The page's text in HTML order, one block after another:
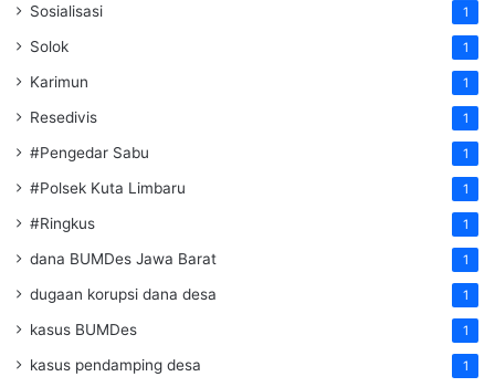
Sosialisasi 1
Solok 1
Karimun 1
Resedivis 1
#Pengedar Sabu 1
#Polsek Kuta Limbaru 1
#Ringkus 1
dana BUMDes Jawa Barat 1
dugaan korupsi dana desa 1
kasus BUMDes 1
kasus pendamping desa 1